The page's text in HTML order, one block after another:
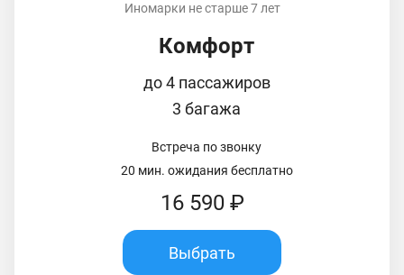
Иномарки не старше 7 лет
Комфорт
до 4 пассажиров
3 багажа
Встреча по звонку
20 мин. ожидания бесплатно
16 590 ₽
Выбрать